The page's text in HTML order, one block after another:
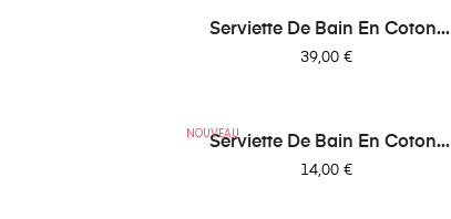
Serviette De Bain En Coton...
Prix
39,00 €
NOUVEAU
Serviette De Bain En Coton...
Prix
14,00 €